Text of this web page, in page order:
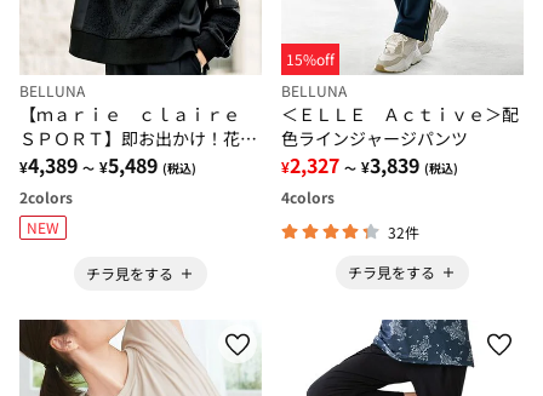
BELLUNA
【ｍａｒｉｅ ｃｌａｉｒｅ
ＳＰＯＲＴ】即お出かけ！花柄
ジャカード異素材プルオーバー
¥4,389 ～ ¥5,489 (税込)
2colors
NEW
チラ見をする
15%off
BELLUNA
＜ＥＬＬＥ Ａｃｔｉｖｅ＞配
色ラインジャージパンツ
¥2,327 ～ ¥3,839 (税込)
4colors
32件
チラ見をする